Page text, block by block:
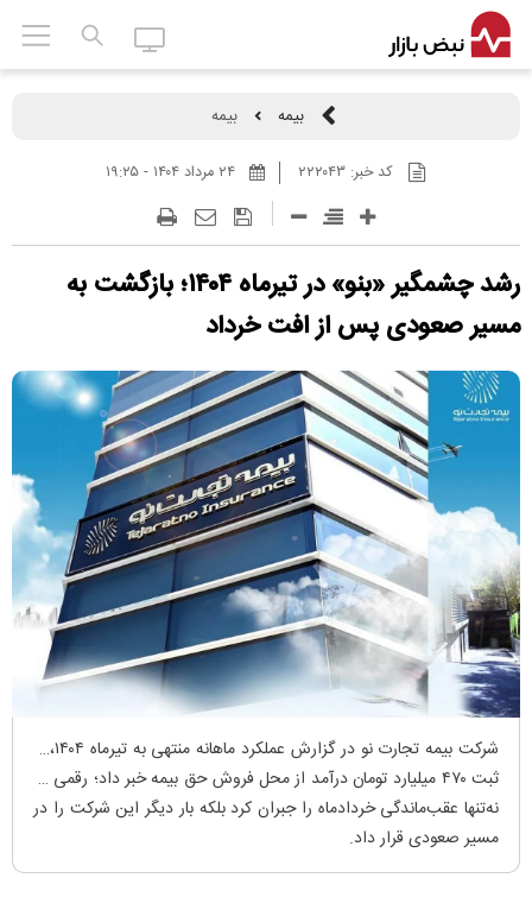
بیمه بیمه
کد خبر: ۲۲۲۰۴۳
رشد چشمگیر «بنو» در تیرماه ۱۴۰۴؛ بازگشت به
مسیر صعودی پس از افت خرداد
شرکت بیمه تجارت نو در گزارش عملکرد ماهانه منتهی به تیرماه ۱۴۰۴، از
ثبت ۴۷۰ میلیارد تومان درآمد از محل فروش حق بیمه خبر داد؛ رقمی که
نه‌تنها عقب‌ماندگی خردادماه را جبران کرد بلکه بار دیگر این شرکت را در
مسیر صعودی قرار داد.